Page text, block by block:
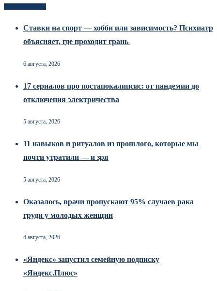
Ставки на спорт — хобби или зависимость? Психиатр
объясняет, где проходит грань
6 августа, 2026
17 сериалов про постапокалипсис: от пандемии до
отключения электричества
5 августа, 2026
11 навыков и ритуалов из прошлого, которые мы
почти утратили — и зря
5 августа, 2026
Оказалось, врачи пропускают 95% случаев рака
груди у молодых женщин
4 августа, 2026
«Яндекс» запустил семейную подписку
«Яндекс.Плюс»